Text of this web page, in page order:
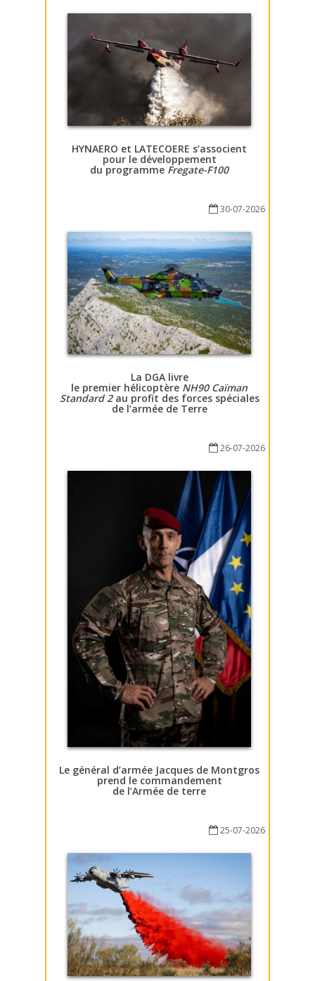
HYNAERO et LATECOERE s’associent
pour le développement
du programme Fregate-F100
30-07-2026
La DGA livre
le premier hélicoptère NH90 Caïman
Standard 2au profit des forces spéciales
de l’armée de Terre
26-07-2026
Le général d’armée Jacques de Montgros
prend le commandement
de l’Armée de terre
25-07-2026